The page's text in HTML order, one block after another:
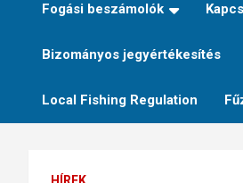
Fogási beszámolók
Bizományos jegyértékesítés
Local Fishing Regulation